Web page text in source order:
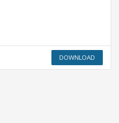
DOWNLOAD